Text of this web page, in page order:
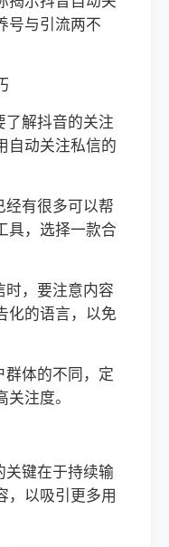
号与引流两不
了解抖音的关注
自动关注私信的
经有很多可以帮
具，选择一款合
时，要注意内容
化的语言，以免
群体的不同，定
注度。
关键在于持续输
，以吸引更多用